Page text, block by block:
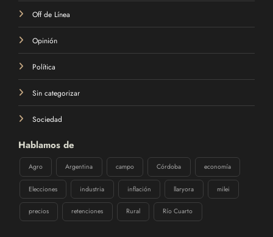
Off de Línea
Opinión
Política
Sin categorizar
Sociedad
Hablamos de
Agro Argentina campo Córdoba economía
Elecciones industria inflación llaryora milei
precios retenciones Rural Río Cuarto